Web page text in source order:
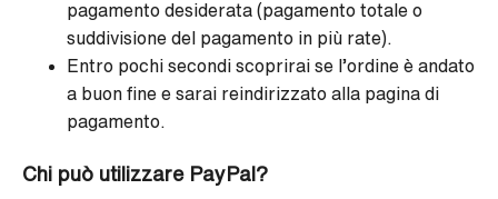
pagamento desiderata (pagamento totale o
suddivisione del pagamento in più rate).
Entro pochi secondi scoprirai se l’ordine è andato
a buon fine e sarai reindirizzato alla pagina di
pagamento.
Chi può utilizzare PayPal?